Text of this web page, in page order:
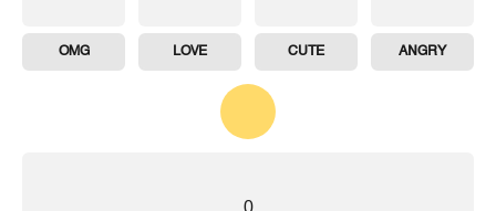
ANGRY
CUTE
LOVE
OMG